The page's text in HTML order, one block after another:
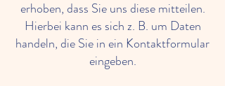
erhoben, dass Sie uns diese mitteilen.
Hierbei kann es sich z. B. um Daten
handeln, die Sie in ein Kontaktformular
eingeben.